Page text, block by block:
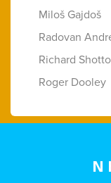
Miloš Gajdoš
Radovan
Richard
Roger Dooley